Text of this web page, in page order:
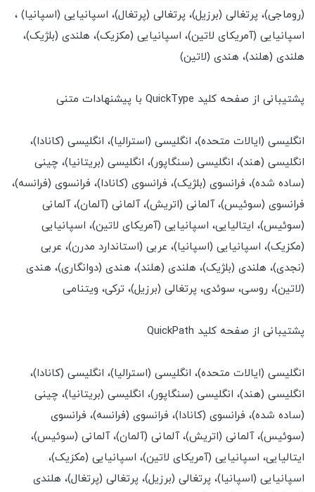
(روماجی)، پرتغالی (برزیل)، پرتغالی (پرتغال)، اسپانیایی (اسپانیا) ،
اسپانیایی (آمریکای لاتین)، اسپانیایی (مکزیک)، هلندی (بلژیک)،
هلندی (هلند)، هندی (لاتین)
پشتیبانی از صفحه کلید QuickType با پیشنهادات متنی
انگلیسی (ایالات متحده)، انگلیسی (استرالیا)، انگلیسی (کانادا)،
انگلیسی (هند)، انگلیسی (سنگاپور)، انگلیسی (بریتانیا)، چینی
(ساده شده)، فرانسوی (بلژیک)، فرانسوی (کانادا)، فرانسوی (فرانسه)،
فرانسوی (سوئیس)، آلمانی (اتریش)، آلمانی (آلمان)، آلمانی
(سوئیس)، ایتالیایی، اسپانیایی (آمریکای لاتین)، اسپانیایی
(مکزیک)، اسپانیایی (اسپانیا)، عربی (استاندارد مدرن)، عربی
(نجدی)، هلندی (بلژیک)، هلندی (هلند)، هندی (دوانگاری)، هندی
(لاتین)، روسی، سوئدی، پرتغالی (برزیل)، ترکی، ویتنامی
پشتیبانی از صفحه کلید QuickPath
انگلیسی (ایالات متحده)، انگلیسی (استرالیا)، انگلیسی (کانادا)،
انگلیسی (هند)، انگلیسی (سنگاپور)، انگلیسی (بریتانیا)، چینی
(ساده شده)، فرانسوی (کانادا)، فرانسوی (فرانسه)، فرانسوی
(سوئیس)، آلمانی (اتریش)، آلمانی (آلمان)، آلمانی (سوئیس)،
ایتالیایی، اسپانیایی (آمریکای لاتین)، اسپانیایی (مکزیک)،
اسپانیایی (اسپانیا)، پرتغالی (برزیل)، پرتغالی (پرتغال)، هلندی